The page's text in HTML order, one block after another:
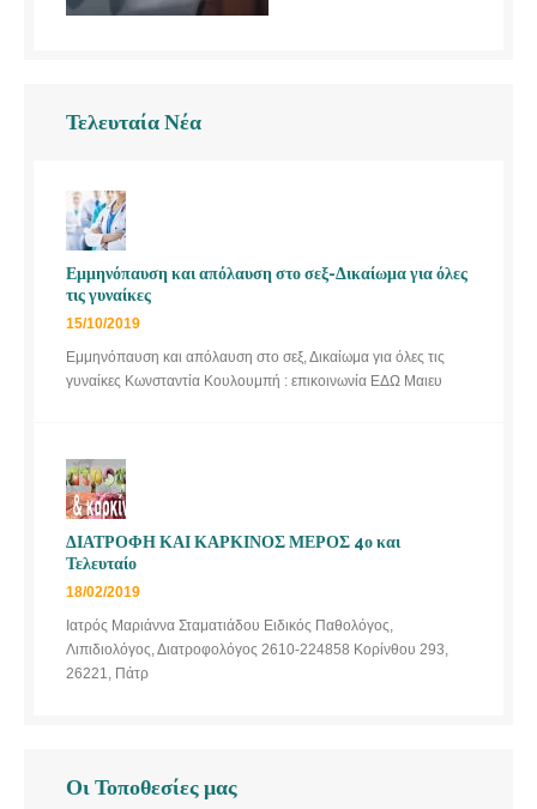
Τελευταία Νέα
Εμμηνόπαυση και απόλαυση στο σεξ-Δικαίωμα για όλες
τις γυναίκες
15/10/2019
Εμμηνόπαυση και απόλαυση στο σεξ, Δικαίωμα για όλες τις
γυναίκες Κωνσταντία Κουλουμπή : επικοινωνία ΕΔΩ Μαιευ
ΔΙΑΤΡΟΦΗ ΚΑΙ ΚΑΡΚΙΝΟΣ ΜΕΡΟΣ 4ο και
Τελευταίο
18/02/2019
Ιατρός Μαριάννα Σταματιάδου Ειδικός Παθολόγος,
Λιπιδιολόγος, Διατροφολόγος 2610-224858 Κορίνθου 293,
26221, Πάτρ
Οι Τοποθεσίες μας